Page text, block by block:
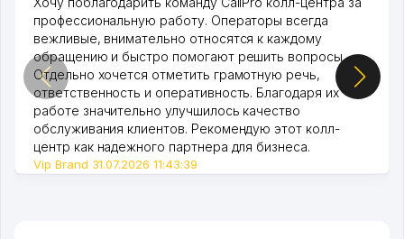
профессиональную работу. Операторы всегда
вежливые, внимательно относятся к каждому
обращению и быстро помогают решить вопросы.
Отдельно хочется отметить грамотную речь,
ответственность и оперативность. Благодаря их
работе значительно улучшилось качество
обслуживания клиентов. Рекомендую этот колл-
центр как надежного партнера для бизнеса.
Vip Brand 31.07.2026 11:43:39